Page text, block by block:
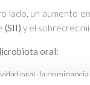
lado, un aumento en
(SII) y el
oral:
oral, la